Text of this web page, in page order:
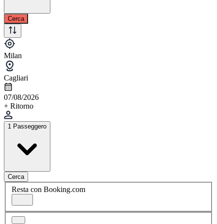
Cerca
Milan
Cagliari
07/08/2026
+ Ritorno
1 Passeggero
Cerca
Resta con Booking.com